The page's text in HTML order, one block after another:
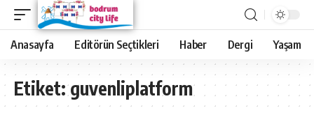
Anasayfa Editörün Seçtikleri Haber Dergi Yaşam
Etiket:guvenliplatform